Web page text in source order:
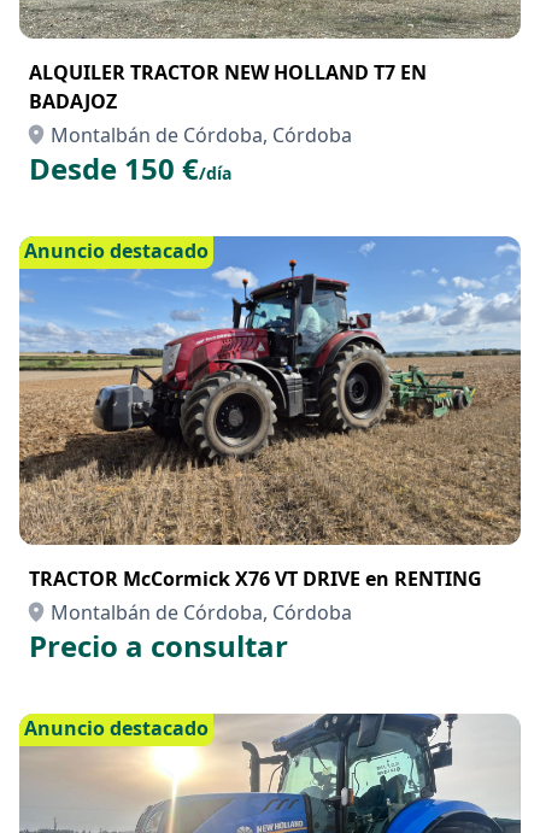
ALQUILER TRACTOR NEW HOLLAND T7 EN
BADAJOZ
Montalbán de Córdoba, Córdoba
Desde 150 €/día
Anuncio destacado
TRACTOR McCormick X76 VT DRIVE en RENTING
Montalbán de Córdoba, Córdoba
Precio a consultar
Anuncio destacado